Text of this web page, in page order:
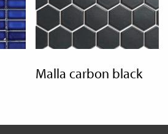
malla carbon black